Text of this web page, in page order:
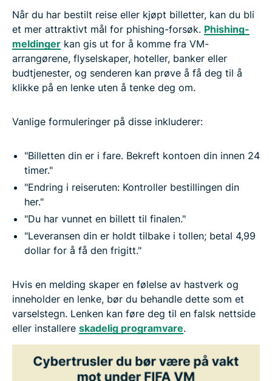
Når du har bestilt reise eller kjøpt billetter, kan du bli
et mer attraktivt mål for phishing-forsøk. Phishing-
meldinger kan gis ut for å komme fra VM-
arrangørene, flyselskaper, hoteller, banker eller
budtjenester, og senderen kan prøve å få deg til å
klikke på en lenke uten å tenke deg om.
Vanlige formuleringer på disse inkluderer:
"Billetten din er i fare. Bekreft kontoen din innen 24
timer."
"Endring i reiseruten: Kontroller bestillingen din
her."
"Du har vunnet en billett til finalen."
"Leveransen din er holdt tilbake i tollen; betal 4,99
dollar for å få den frigitt."
Hvis en melding skaper en følelse av hastverk og
inneholder en lenke, bør du behandle dette som et
varselstegn. Lenken kan føre deg til en falsk nettside
eller installere skadelig programvare.